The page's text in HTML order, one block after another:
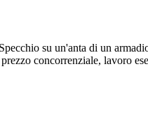
su un'anta di un
concorrenziale, lavoro